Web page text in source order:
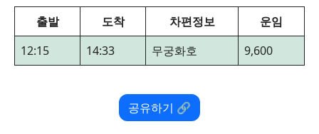
출발 도착 차편정보
운임
12:15
14:33 무궁화호 9,600
공유하기 🔗